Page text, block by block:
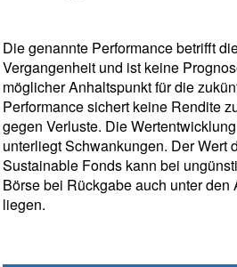
Die genannte Performance betrifft
Vergangenheit und ist keine
möglicher Anhaltspunkt für die
Performance sichert keine Rendite
gegen Verluste. Die
unterliegt Schwankungen. Der Wert
Sustainable Fonds kann bei
Börse bei Rückgabe auch unter den
liegen.